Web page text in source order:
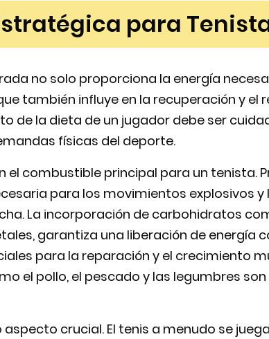
para
no solo proporciona la energía
también influye en la recuperación y el
de la dieta de un jugador debe ser
físicas del deporte.
el combustible principal para un tenista.
para los movimientos explosivos y
La incorporación de carbohidratos
garantiza una liberación de energía
para la reparación y el crecimiento
el pollo, el pescado y las legumbres
crucial. El tenis a menudo se